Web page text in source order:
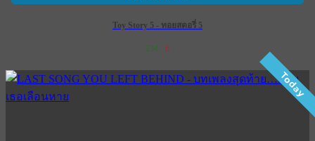
Toy Story 5 - ทอยสตอรี่ 5
234 8
Today